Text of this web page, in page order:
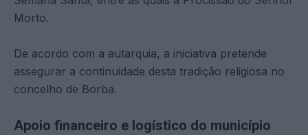
Morto.
De acordo com a autarquia, a iniciativa pretende
assegurar a continuidade desta tradição religiosa no
concelho de Borba.
Apoio financeiro e logístico do município